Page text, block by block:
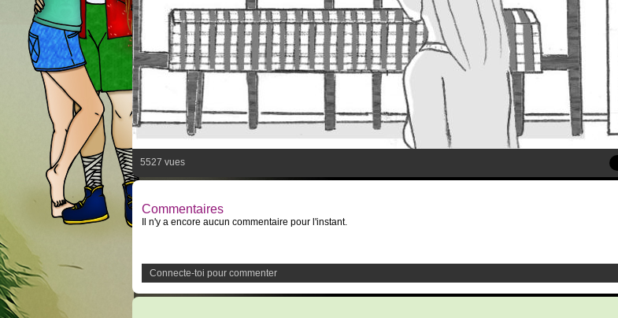
5527 vues
Commentaires
Il n'y a encore aucun commentaire pour l'instant.
Connecte-toi pour commenter